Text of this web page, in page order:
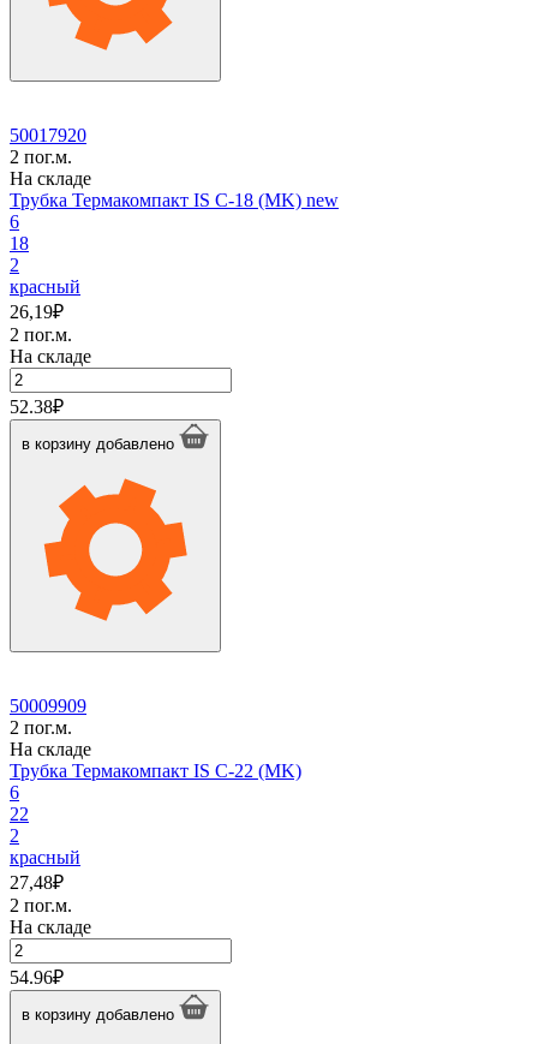
50017920
2 пог.м.
На складе
Трубка Термакомпакт IS C-18 (MK) new
6
18
2
красный
26,19₽
2 пог.м.
На складе
Количество
товара
Трубка
Термакомпакт
52.38₽
в корзину добавлено
50009909
2 пог.м.
На складе
Трубка Термакомпакт IS C-22 (MK)
6
22
2
красный
27,48₽
2 пог.м.
На складе
Количество
товара
Трубка
Термакомпакт
54.96₽
в корзину добавлено